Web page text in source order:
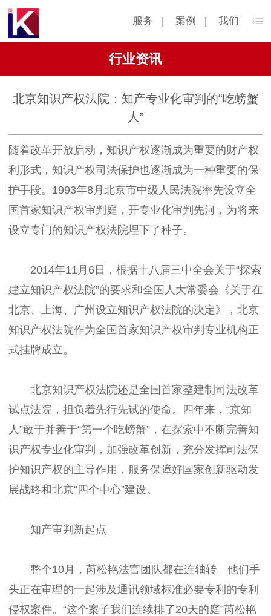
服务 | 案例 | 我们
行业资讯
北京知识产权法院：知产专业化审判的“吃螃蟹
人”
随着改革开放启动，知识产权逐渐成为重要的财产权
利形式，知识产权司法保护也逐渐成为一种重要的保
护手段。1993年8月北京市中级人民法院率先设立全
国首家知识产权审判庭，开专业化审判先河，为将来
设立专门的知识产权法院埋下了种子。
2014年11月6日，根据十八届三中全会关于“探索
建立知识产权法院”的要求和全国人大常委会《关于在
北京、上海、广州设立知识产权法院的决定》，北京
知识产权法院作为全国首家知识产权审判专业机构正
式挂牌成立。
北京知识产权法院还是全国首家整建制司法改革
试点法院，担负着先行先试的使命。四年来，“京知
人”敢于并善于“第一个吃螃蟹”，在探索中不断完善知
识产权专业化审判，加强改革创新，充分发挥司法保
护知识产权的主导作用，服务保障好国家创新驱动发
展战略和北京“四个中心”建设。
知产审判新起点
整个10月，芮松艳法官团队都在连轴转。他们手
头正在审理的一起涉及通讯领域标准必要专利的专利
侵权案件。“这个案子我们连续排了20天的庭”芮松艳